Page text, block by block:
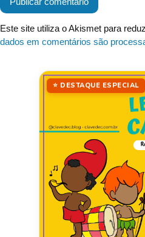
Este site utiliza o Akismet para
dados em comentários são
⭐ DESTAQUE ESPECIAL